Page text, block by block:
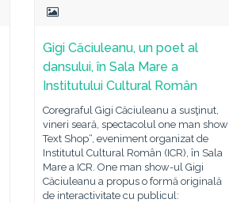
Gigi Căciuleanu, un poet al
dansului, în Sala Mare a
Institutului Cultural Român
Coregraful Gigi Căciuleanu a susţinut,
vineri seară, spectacolul one man show
Text Shop“, eveniment organizat de
Institutul Cultural Român (ICR), în Sala
Mare a ICR. One man show-ul Gigi
Căciuleanu a propus o formă originală
de interactivitate cu publicul: